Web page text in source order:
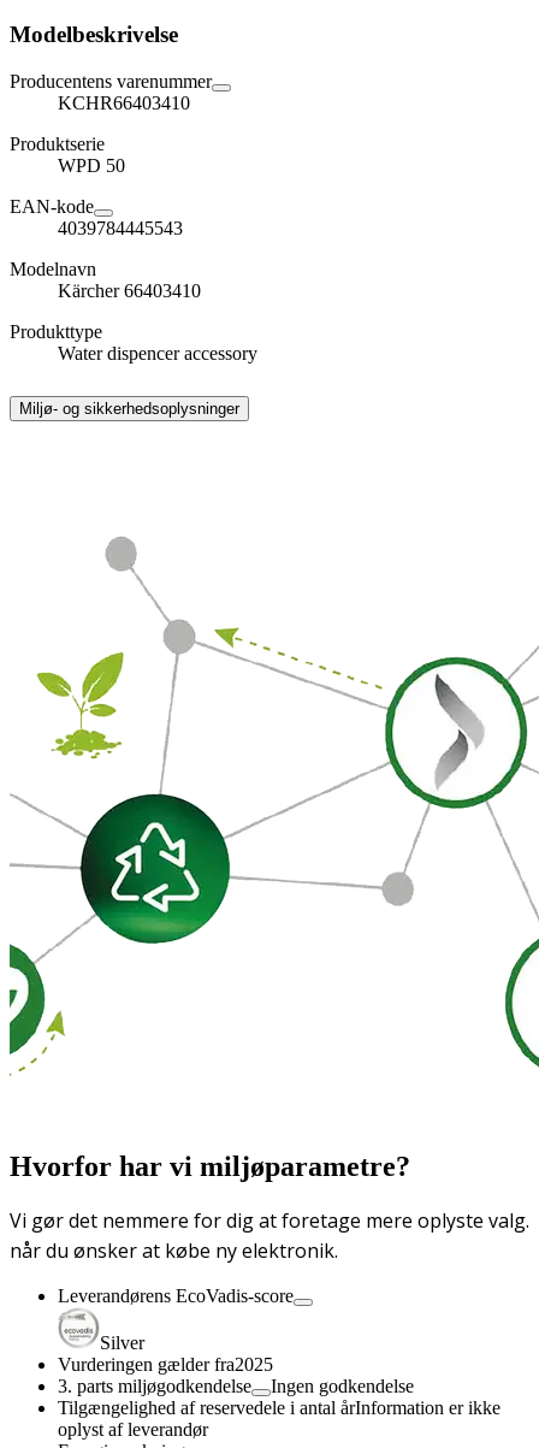
Modelbeskrivelse
Producentens varenummer
KCHR66403410
Produktserie
WPD 50
EAN-kode
4039784445543
Modelnavn
Kärcher 66403410
Produkttype
Water dispencer accessory
Miljø- og sikkerhedsoplysninger
Hvorfor har vi miljøparametre?
Vi gør det nemmere for dig at foretage mere oplyste valg.
når du ønsker at købe ny elektronik.
Leverandørens EcoVadis-score
Silver
Vurderingen gælder fra2025
3. parts miljøgodkendelse
Ingen godkendelse
Tilgængelighed af reservedele i antal årInformation er ikke
oplyst af leverandør